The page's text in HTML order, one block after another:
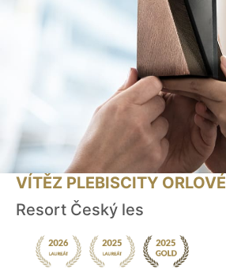
VÍTĚZ PLEBISCITY ORLOVÉ
Resort Český les